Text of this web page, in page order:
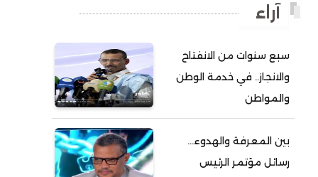
أحمد ولد باهيه
أحمد ولد داداه
أحمد ولد علال
أحمد ولد محمد ديدي
أحمد ولد يحيى
آراء
سبع سنوات من الانفتاح
والانجاز.. في خدمة الوطن
والمواطن
بين المعرفة والهدوء…
رسائل مؤتمر الرئيس